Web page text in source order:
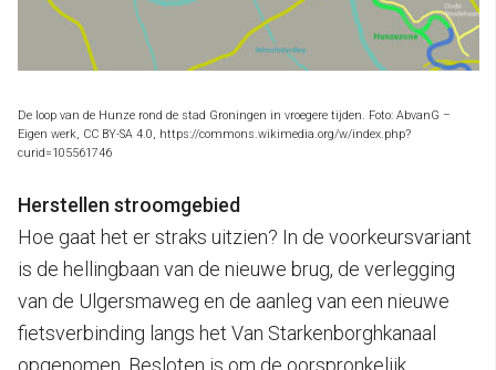
De loop van de Hunze rond de stad Groningen in vroegere tijden. Foto: AbvanG –
Eigen werk, CC BY-SA 4.0, https://commons.wikimedia.org/w/index.php?
curid=105561746
Herstellen stroomgebied
Hoe gaat het er straks uitzien? In de voorkeursvariant
is de hellingbaan van de nieuwe brug, de verlegging
van de Ulgersmaweg en de aanleg van een nieuwe
fietsverbinding langs het Van Starkenborghkanaal
opgenomen. Besloten is om de oorspronkelijk